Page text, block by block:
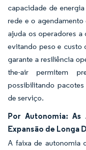
capacidade de
rede e o
ajuda os operadores a
evitando peso e custo
garante a resiliência
the-air permitem
possibilitando
de serviço.
Por Autonomia: As
Expansão de Longa
A faixa de autonomia